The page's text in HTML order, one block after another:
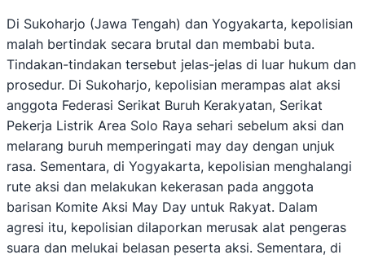
Di Sukoharjo (Jawa Tengah) dan Yogyakarta, kepolisian
malah bertindak secara brutal dan membabi buta.
Tindakan-tindakan tersebut jelas-jelas di luar hukum dan
prosedur. Di Sukoharjo, kepolisian merampas alat aksi
anggota Federasi Serikat Buruh Kerakyatan, Serikat
Pekerja Listrik Area Solo Raya sehari sebelum aksi dan
melarang buruh memperingati may day dengan unjuk
rasa. Sementara, di Yogyakarta, kepolisian menghalangi
rute aksi dan melakukan kekerasan pada anggota
barisan Komite Aksi May Day untuk Rakyat. Dalam
agresi itu, kepolisian dilaporkan merusak alat pengeras
suara dan melukai belasan peserta aksi. Sementara, di